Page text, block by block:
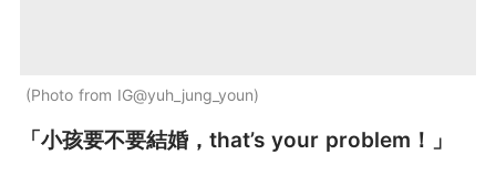
Photo from IG@yuh_jung_youn
「小孩要不要結婚，that’s your problem！」